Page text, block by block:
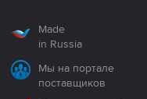
Made
in Russia
Мы на портале
поставщиков